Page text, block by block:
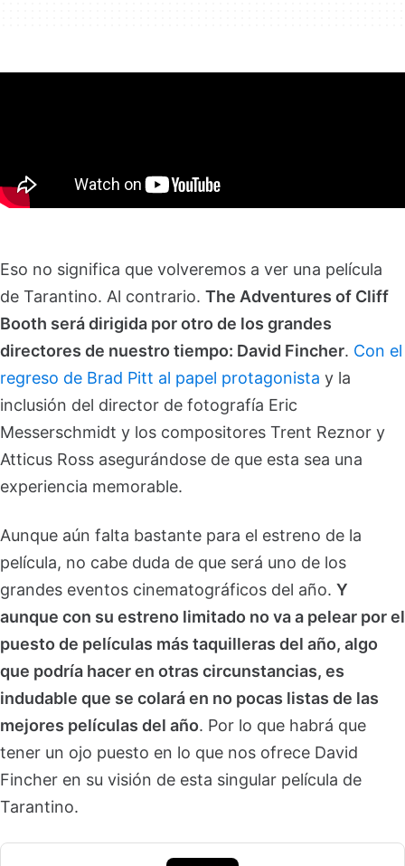
Eso no significa que volveremos a ver una película
de Tarantino. Al contrario. The Adventures of Cliff
Booth será dirigida por otro de los grandes
directores de nuestro tiempo: David Fincher. Con el
regreso de Brad Pitt al papel protagonista y la
inclusión del director de fotografía Eric
Messerschmidt y los compositores Trent Reznor y
Atticus Ross asegurándose de que esta sea una
experiencia memorable.
Aunque aún falta bastante para el estreno de la
película, no cabe duda de que será uno de los
grandes eventos cinematográficos del año. Y
aunque con su estreno limitado no va a pelear por el
puesto de películas más taquilleras del año, algo
que podría hacer en otras circunstancias, es
indudable que se colará en no pocas listas de las
mejores películas del año. Por lo que habrá que
tener un ojo puesto en lo que nos ofrece David
Fincher en su visión de esta singular película de
Tarantino.